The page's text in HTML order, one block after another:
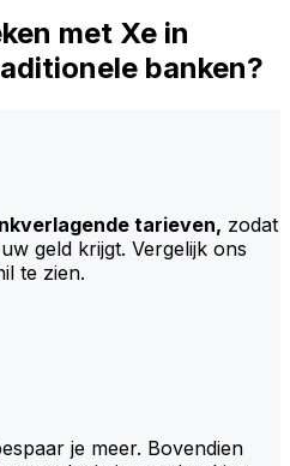
met Xe in
banken?
tarieven, zodat
geld krijgt. Vergelijk ons
te zien.
je meer. Bovendien